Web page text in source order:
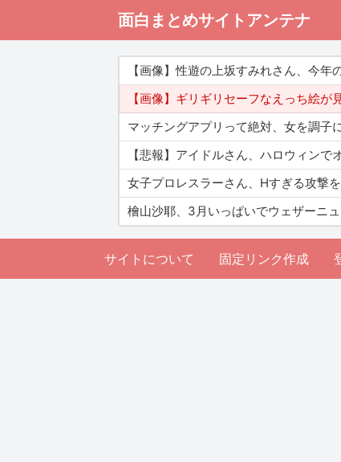
面白まとめサイトアンテナ
【画像】性遊の上坂すみれさん、今年
【画像】ギリギリセーフなえっち絵が
マッチングアプリって絶対、女を調子
【悲報】アイドルさん、ハロウィン
女子プロレスラーさん、Hすぎる攻撃
檜山沙耶、3月いっぱいでウェザーニ
サイトについて 固定リンク作成